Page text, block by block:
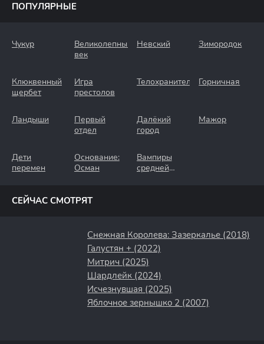
ПОПУЛЯРНЫЕ
Чукур
Великолепный
век
Невский Зимородок
Клюквенный
щербет
Игра
престолов
Телохранители Горничная
Ландыши
Первый
отдел
Далёкий
город
Мажор
Дети
перемен
Основание:
Осман
Вампиры
средней
СЕЙЧАС СМОТРЯТ
Снежная Королева: Зазеркалье (2018)
Галустян + (2022)
Митрич (2025)
Шардлейк (2024)
Исчезнувшая (2025)
Яблочное зернышко 2 (2007)